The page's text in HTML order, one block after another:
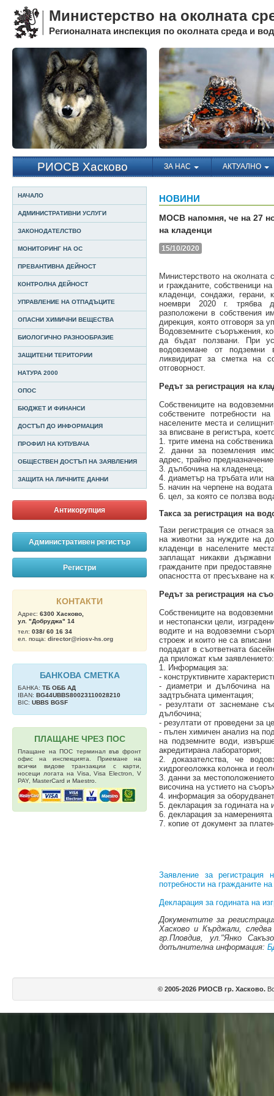
Министерство на околната
Регионалната инспекция по околната среда и
РИОСВ Хасково ЗА НАС АКТУАЛНО
НАЧАЛО
АДМИНИСТРАТИВНИ УСЛУГИ
ЗАКОНОДАТЕЛСТВО
МОНИТОРИНГ НА ОС
ПРЕВАНТИВНА ДЕЙНОСТ
КОНТРОЛНА ДЕЙНОСТ
УПРАВЛЕНИЕ НА ОТПАДЪЦИТЕ
ОПАСНИ ХИМИЧНИ ВЕЩЕСТВА
БИОЛОГИЧНО РАЗНООБРАЗИЕ
ЗАЩИТЕНИ ТЕРИТОРИИ
НАТУРА 2000
ОПОС
БЮДЖЕТ И ФИНАНСИ
ДОСТЪП ДО ИНФОРМАЦИЯ
ПРОФИЛ НА КУПУВАЧА
ОБЩЕСТВЕН ДОСТЪП НА ЗАЯВЛЕНИЯ
ЗАЩИТА НА ЛИЧНИТЕ ДАННИ
Антикорупция
Административен регистър
Регистри
КОНТАКТИ
Адрес: 6300 Хасково,
ул. "Добруджа" 14
тел: 038/ 60 16 34
ел. поща: director@riosv-hs.org
БАНКОВА СМЕТКА
БАНКА: ТБ OББ АД
IBAN: BG44UBBS80023110028210
BIC: UBBS BGSF
ПЛАЩАНЕ ЧРЕЗ ПОС
Плащане на ПОС терминал във фронт
офис на инспекцията. Приемане на
всички видове транзакции с карти,
носещи логата на Visa, Visa Electron, V
PAY, MasterCard и Maestro.
НОВИНИ
МОСВ напомня, че на 27
на кладенци
15/10/2020
Министерството на
и гражданите, собственици
кладенци, сондажи, герани,
ноември 2020 г. трябва
разположени в собствения
дирекция, която отговоря за
Водовземните съоръжения,
да бъдат ползвани. При
водовземане от
ликвидират за сметка на
отговорност.
Редът за регистрация на
Собствениците на
собствените потребности
населените места и
за вписване в регистъра,
1. трите имена на
2. данни за поземления
адрес, трайно
3. дълбочина на кладенеца;
4. диаметър на тръбата или
5. начин на черпене на
6. цел, за която се ползва
Такса за регистрация на
Тази регистрация се отнася
на животни за нуждите на
кладенци в населените
заплащат никакви
гражданите при
опасността от пресъхване на
Рeдът за регистрация на
Собствениците на
и нестопански цели,
водите и на водовземни
строеж и които не са
подадат в съответната
да приложат към заявлението:
1. Информация за:
- конструктивните
- диаметри и дълбочина на
задтръбната циментация;
- резултати от заснемане
дълбочина;
- резултати от проведени за
- пълен химичен анализ на
на подземните води,
акредитирана лаборатория;
2. доказателства, че
хидрогеоложка колонка и
3. данни за
височина на устието на
4. информация за
5. декларация за годината на
6. декларация за
7. копие от документ за
Заявление за регистрация
потребности на гражданите
Декларация за годината на
Документите за
Хасково и Кърджали,
гр.Пловдив, ул."Янко
допълнителна информация:
© 2005-2026 РИОСВ гр. Хасково.